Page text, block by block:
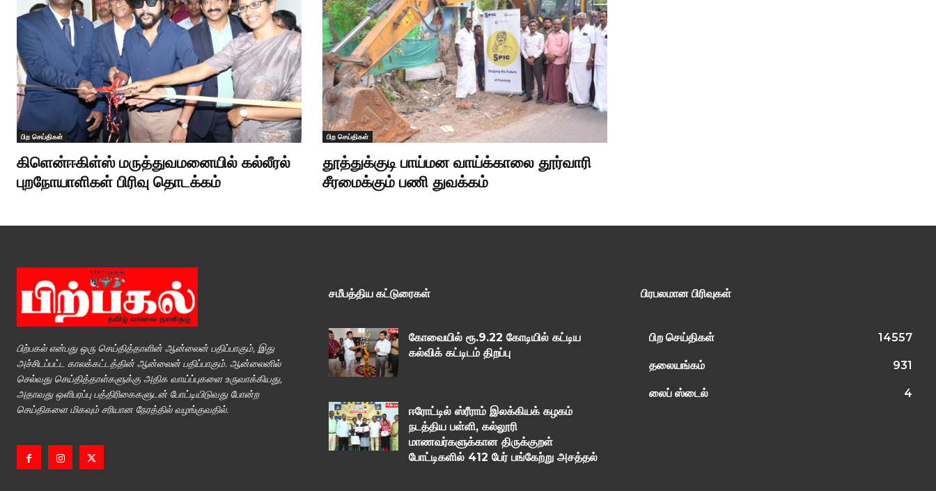
பிற செய்திகள்
கிளென்ஈகிள்ஸ் மருத்துவமனையில் கல்லீரல்
புறநோயாளிகள் பிரிவு தொடக்கம்
பிற செய்திகள்
தூத்துக்குடி பாய்மன வாய்க்காலை தூர்வாரி
சீரமைக்கும் பணி துவக்கம்
பிற்பகல் என்பது ஒரு செய்தித்தாளின் ஆன்லைன் பதிப்பாகும், இது
அச்சிடப்பட்ட காலக்கட்டத்தின் ஆன்லைன் பதிப்பாகும். ஆன்லைனில்
செல்வது செய்தித்தாள்களுக்கு அதிக வாய்ப்புகளை உருவாக்கியது,
அதாவது ஒளிபரப்பு பத்திரிகைகளுடன் போட்டியிடுவது போன்ற
செய்திகளை மிகவும் சரியான நேரத்தில் வழங்குவதில்.
சமீபத்திய கட்டுரைகள்
கோவையில் ரூ.9.22 கோடியில் கட்டிய
கல்விக் கட்டிடம் திறப்பு
ஈரோட்டில் ஸ்ரீராம் இலக்கியக் கழகம்
நடத்திய பள்ளி, கல்லூரி
மாணவர்களுக்கான திருக்குறள்
போட்டிகளில் 412 பேர் பங்கேற்று அசத்தல்
பிரபலமான பிரிவுகள்
பிற செய்திகள் 14557
தலையங்கம் 931
லைப் ஸ்டைல் 4